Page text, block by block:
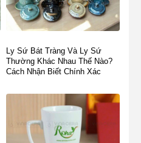
Ly Sứ Bát Tràng Và Ly Sứ
Thường Khác Nhau Thế Nào?
Cách Nhận Biết Chính Xác